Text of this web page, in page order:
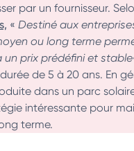
par un fournisseur.
« Destiné aux
ou long terme
un prix prédéfini et stable
de 5 à 20 ans. En
dans un parc
intéressante pour
terme.